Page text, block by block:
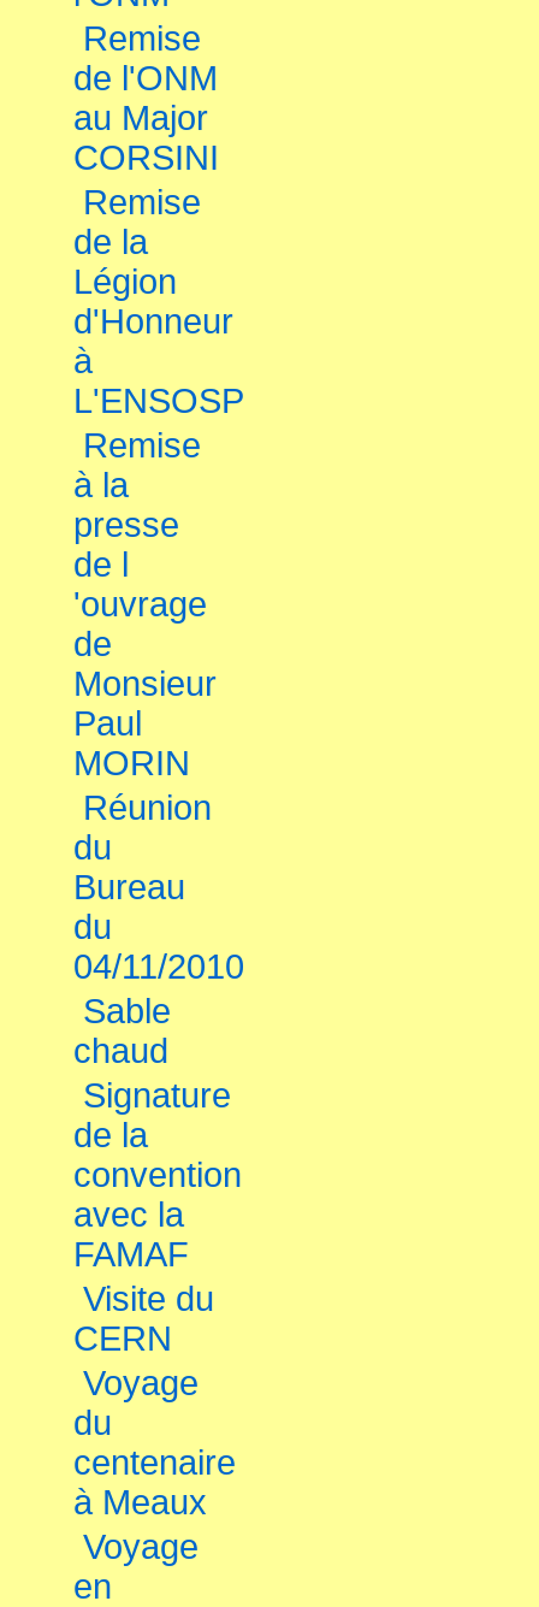
Remise
de l'ONM
au Major
CORSINI
Remise
de la
Légion
d'Honneur
à
L'ENSOSP
Remise
à la
presse
de l
'ouvrage
de
Monsieur
Paul
MORIN
Réunion
du
Bureau
du
04/11/2010
Sable
chaud
Signature
de la
convention
avec la
FAMAF
Visite du
CERN
Voyage
du
centenaire
à Meaux
Voyage
en